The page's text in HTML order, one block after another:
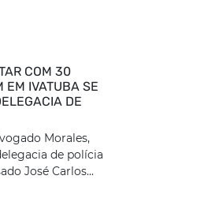
COM 30
EM IVATUBA SE
DE
Morales,
de polícia
José Carlos...